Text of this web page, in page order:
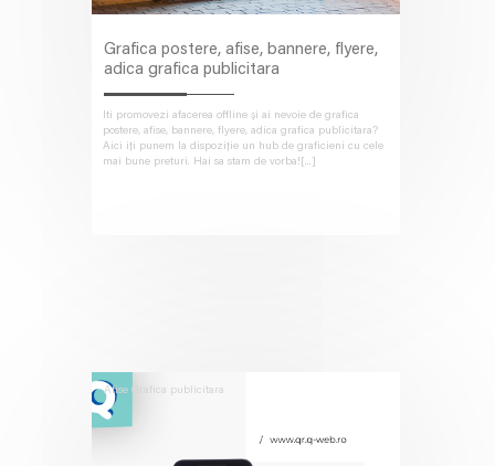
Grafica postere, afise, bannere, flyere,
adica grafica publicitara
Iti promovezi afacerea offline și ai nevoie de grafica
postere, afise, bannere, flyere, adica grafica publicitara?
Aici iți punem la dispoziție un hub de graficieni cu cele
mai bune preturi. Hai sa stam de vorba![...]
Afise Grafica publicitara